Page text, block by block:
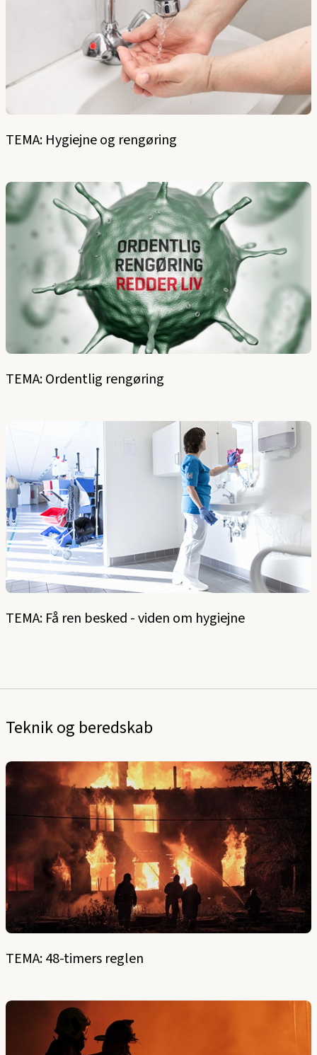
TEMA: Hygiejne og rengøring
TEMA: Ordentlig rengøring
TEMA: Få ren besked - viden om hygiejne
Teknik og beredskab
TEMA: 48-timers reglen